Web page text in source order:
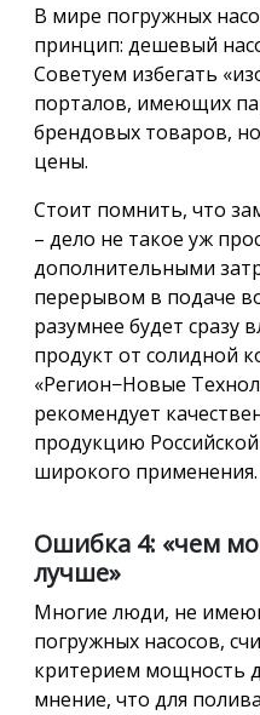
В мире погружных
принцип: дешевый
Советуем избегать
порталов, имеющих
брендовых товаров,
цены.
Стоит помнить, что
– дело не такое уж
дополнительными
перерывом в подаче
разумнее будет сразу
продукт от солидной
«Регион−Новые
рекомендует
продукцию
широкого применения.
Ошибка 4: «чем
лучше»
Многие люди, не
погружных насосов,
критерием мощность
мнение, что для